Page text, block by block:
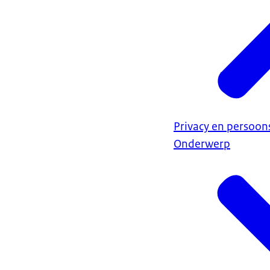
Privacy en
Onderwerp